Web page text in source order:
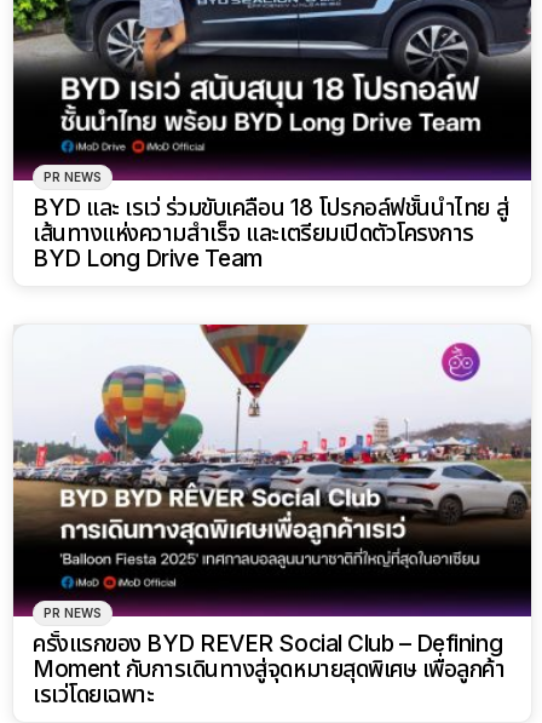
PR NEWS
BYD และ เรเว่ ร่วมขับเคลื่อน 18 โปรกอล์ฟชั้นนำไทย สู่
เส้นทางแห่งความสำเร็จ และเตรียมเปิดตัวโครงการ
BYD Long Drive Team
PR NEWS
ครั้งแรกของ BYD REVER Social Club – Defining
Moment กับการเดินทางสู่จุดหมายสุดพิเศษ เพื่อลูกค้า
เรเว่โดยเฉพาะ